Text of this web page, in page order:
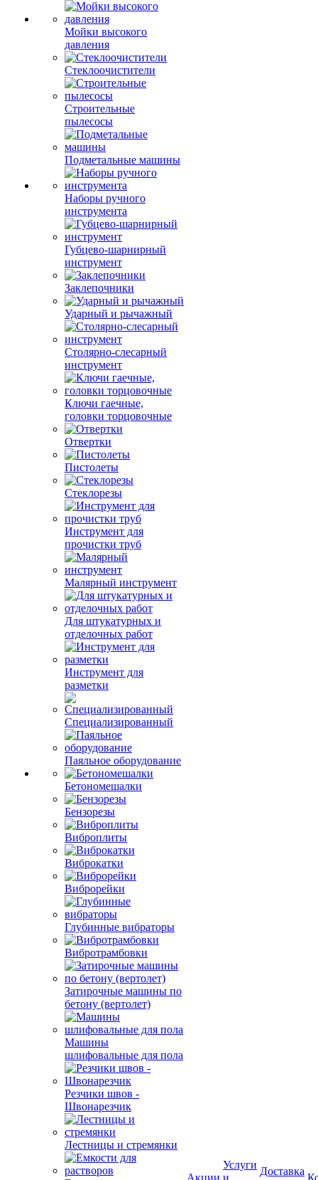
Мойки высокого
давления
Стеклоочистители
Строительные
пылесосы
Подметальные машины
Наборы ручного
инструмента
Губцево-шарнирный
инструмент
Заклепочники
Ударный и рычажный
Столярно-слесарный
инструмент
Ключи гаечные,
головки торцовочные
Отвертки
Пистолеты
Стеклорезы
Инструмент для
прочистки труб
Малярный инструмент
Для штукатурных и
отделочных работ
Инструмент для
разметки
Специализированный
Паяльное оборудование
Бетономешалки
Бензорезы
Виброплиты
Виброкатки
Виброрейки
Глубинные вибраторы
Вибротрамбовки
Затирочные машины по
бетону (вертолет)
Машины
шлифовальные для пола
Резчики швов -
Швонарезчик
Лестницы и стремянки
Акции
Услуги
и
Доставка